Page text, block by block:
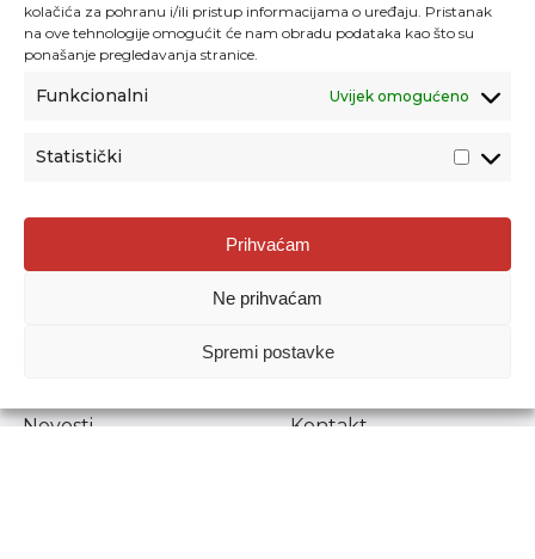
kolačića za pohranu i/ili pristup informacijama o uređaju. Pristanak
na ove tehnologije omogućit će nam obradu podataka kao što su
ponašanje pregledavanja stranice.
Funkcionalni Uvijek omogućeno
Statistički
Prihvaćam
Ne prihvaćam
Spremi postavke
Agencija za odgoj i obrazovanje
Donje Svetice 38, 10000 Zagreb
1778129
Prenošenje sadržaja dopušteno je uz navođenje izvora.
Novosti
Kontakt